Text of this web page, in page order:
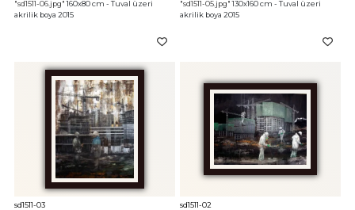
"sd1511-06.jpg" 160x80 cm - Tuval üzeri
akrilik boya 2015
"sd1511-05.jpg" 130x160 cm - Tuval üzeri
akrilik boya 2015
sd1511-03 sd1511-02